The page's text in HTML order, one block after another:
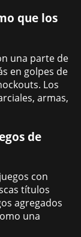
que los
una parte de
en golpes de
Los
armas,
de
con
títulos
agregados
una